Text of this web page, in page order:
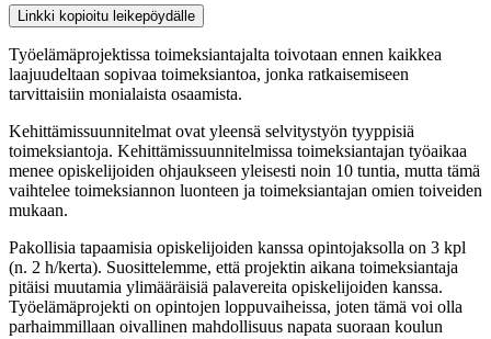
Linkki kopioitu leikepöydälle
Työelämäprojektissa toimeksiantajalta toivotaan ennen kaikkea
laajuudeltaan sopivaa toimeksiantoa, jonka ratkaisemiseen
tarvittaisiin monialaista osaamista.
Kehittämissuunnitelmat ovat yleensä selvitystyön tyyppisiä
toimeksiantoja. Kehittämissuunnitelmissa toimeksiantajan työaikaa
menee opiskelijoiden ohjaukseen yleisesti noin 10 tuntia, mutta tämä
vaihtelee toimeksiannon luonteen ja toimeksiantajan omien toiveiden
mukaan.
Pakollisia tapaamisia opiskelijoiden kanssa opintojaksolla on 3 kpl
(n. 2 h/kerta). Suosittelemme, että projektin aikana toimeksiantaja
pitäisi muutamia ylimääräisiä palavereita opiskelijoiden kanssa.
Työelämäprojekti on opintojen loppuvaiheissa, joten tämä voi olla
parhaimmillaan oivallinen mahdollisuus napata suoraan koulun